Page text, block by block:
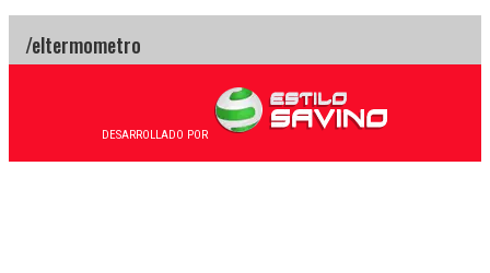
DESARROLLADO POR